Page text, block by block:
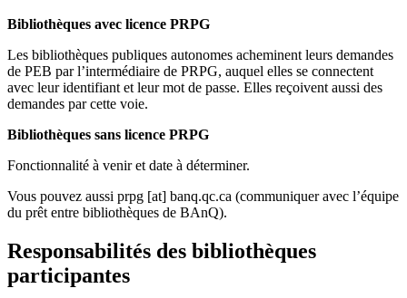
Bibliothèques avec licence PRPG
Les bibliothèques publiques autonomes acheminent leurs demandes
de PEB par l’intermédiaire de PRPG, auquel elles se connectent
avec leur identifiant et leur mot de passe. Elles reçoivent aussi des
demandes par cette voie.
Bibliothèques sans licence PRPG
Fonctionnalité à venir et date à déterminer.
Vous pouvez aussi prpg [at] banq.qc.ca (communiquer avec l’équipe
du prêt entre bibliothèques de BAnQ).
Responsabilités des bibliothèques
participantes